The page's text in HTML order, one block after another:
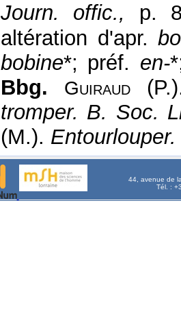
Journ. offic.,
p.
altération d'apr.
bobine*; préf. en-
Bbg.
Guiraud
tromper. B. Soc.
(M.).
44, avenue de
Tél. :